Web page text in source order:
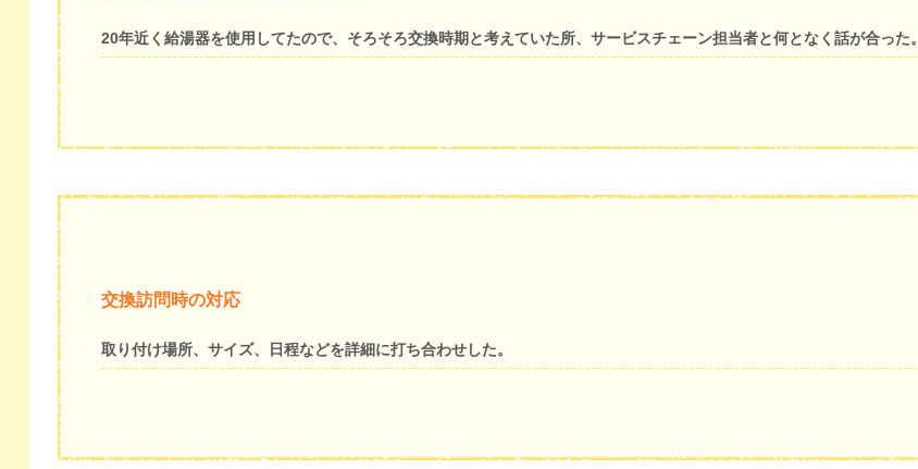
20年近く給湯器を使用してたので、そろそろ交換時期と考えていた所、サービスチェーン担当者と何となく話が合った。
交換訪問時の対応
取り付け場所、サイズ、日程などを詳細に打ち合わせした。